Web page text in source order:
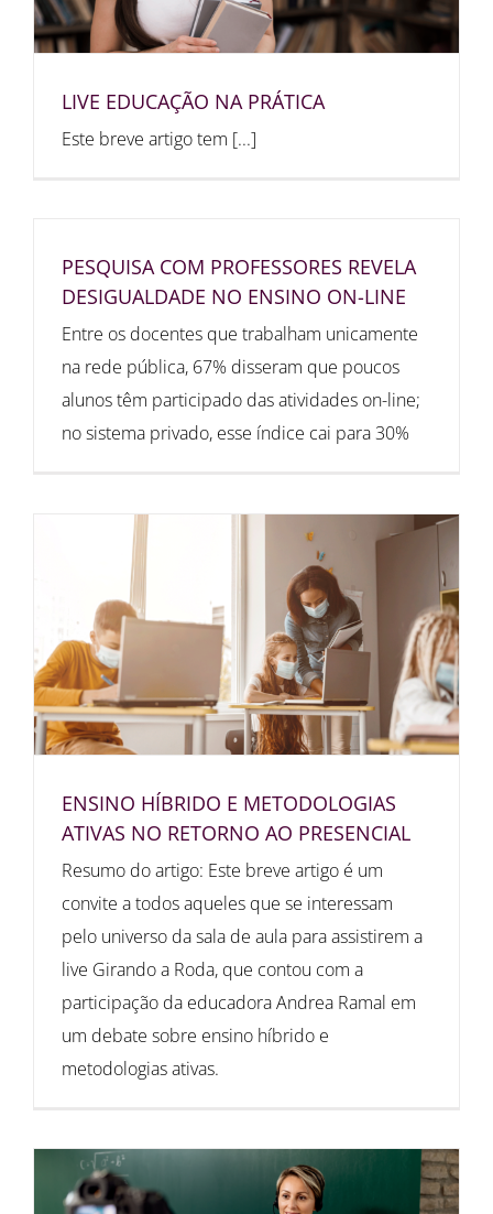
LIVE EDUCAÇÃO NA PRÁTICA
Este breve artigo tem [...]
PESQUISA COM PROFESSORES REVELA
DESIGUALDADE NO ENSINO ON-LINE
Entre os docentes que trabalham unicamente
na rede pública, 67% disseram que poucos
alunos têm participado das atividades on-line;
no sistema privado, esse índice cai para 30%
ENSINO HÍBRIDO E METODOLOGIAS
ATIVAS NO RETORNO AO PRESENCIAL
Resumo do artigo: Este breve artigo é um
convite a todos aqueles que se interessam
pelo universo da sala de aula para assistirem a
live Girando a Roda, que contou com a
participação da educadora Andrea Ramal em
um debate sobre ensino híbrido e
metodologias ativas.